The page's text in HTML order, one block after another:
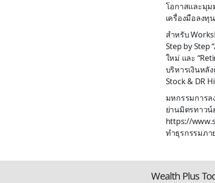
โอกาสและมุม
เครื่องมือลงทุ
สำหรับ
Step by Step
ใหม่ และ
บริหารเงินหลั
Stock & DR
มหกรรมการล
ย่านมิตรทาวน์
https://
ทำธุรกรรมภ
Wealth Plus